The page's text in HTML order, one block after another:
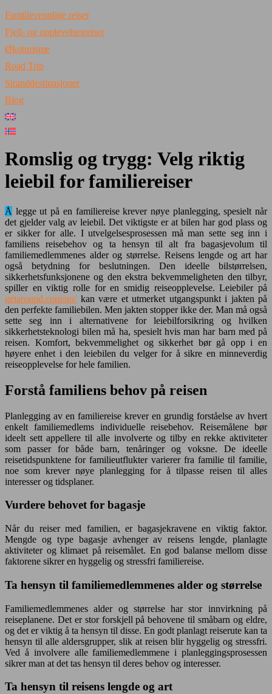
Familievennlige reiser
Fjell- og opplevelsesreiser
Økoturisme
Road Trip
Stranddestinasjoner
Blog
Romslig og trygg: Velg riktig
leiebil for familiereiser
Å legge ut på en familiereise krever nøye planlegging, spesielt når
det gjelder valg av leiebil. Det viktigste er at bilen har god plass og
er sikker for alle. I utvelgelsesprosessen må man sette seg inn i
familiens reisebehov og ta hensyn til alt fra bagasjevolum til
familiemedlemmenes alder og størrelse. Reisens lengde og art har
også betydning for beslutningen. Den ideelle bilstørrelsen,
sikkerhetsfunksjonene og den ekstra bekvemmeligheten den tilbyr,
spiller en viktig rolle for en smidig reiseopplevelse. Leiebiler på
getaround.com/no/kan være et utmerket utgangspunkt i jakten på
den perfekte familiebilen. Men jakten stopper ikke der. Man må også
sette seg inn i alternativene for leiebilforsikring og hvilken
sikkerhetsteknologi bilen må ha, spesielt hvis man har barn med på
reisen. Komfort, bekvemmelighet og sikkerhet bør gå opp i en
høyere enhet i den leiebilen du velger for å sikre en minneverdig
reiseopplevelse for hele familien.
Forstå familiens behov på reisen
Planlegging av en familiereise krever en grundig forståelse av hvert
enkelt familiemedlems individuelle reisebehov. Reisemålene bør
ideelt sett appellere til alle involverte og tilby en rekke aktiviteter
som passer for både barn, tenåringer og voksne. De ideelle
reisetidspunktene for familieutflukter varierer fra familie til familie,
noe som krever nøye planlegging for å tilpasse reisen til alles
interesser og tidsplaner.
Vurdere behovet for bagasje
Når du reiser med familien, er bagasjekravene en viktig faktor.
Mengde og type bagasje avhenger av reisens lengde, planlagte
aktiviteter og klimaet på reisemålet. En god balanse mellom disse
faktorene sikrer en hyggelig og stressfri familiereise.
Ta hensyn til familiemedlemmenes alder og størrelse
Familiemedlemmenes alder og størrelse har stor innvirkning på
reiseplanene. Det er stor forskjell på behovene til småbarn og eldre,
og det er viktig å ta hensyn til disse. En godt planlagt reiserute kan ta
hensyn til alle aldersgrupper, slik at reisen blir hyggelig og stressfri.
Ved å involvere alle familiemedlemmene i planleggingsprosessen
sikrer man at det tas hensyn til deres behov og interesser.
Ta hensyn til reisens lengde og art